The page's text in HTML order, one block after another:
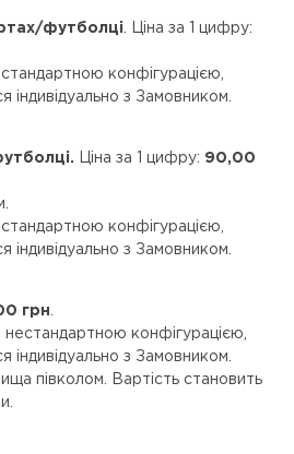
футболці . Ціна за 1 цифру:
конфігурацією,
індивідуально з Замовником.
Ціна за 1 цифру: 90,00
конфігурацією,
індивідуально з Замовником.
грн
конфігурацією,
індивідуально з Замовником.
півколом. Вартість становить